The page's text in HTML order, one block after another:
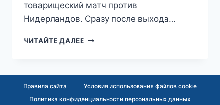
товарищеский матч против
Нидерландов. Сразу после выхода…
ЧИТАЙТЕ ДАЛЕЕГОСТЕПРИИМСТВО
УЗБЕКИСТАНА
ВСТРЕТИЛИ
Правила сайта
Условия использования файлов cookie
Политика конфиденциальности персональных данных